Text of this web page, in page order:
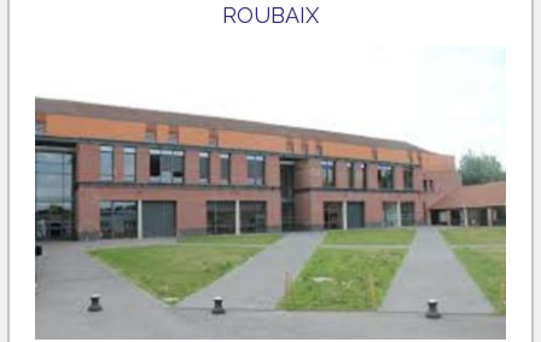
ROUBAIX